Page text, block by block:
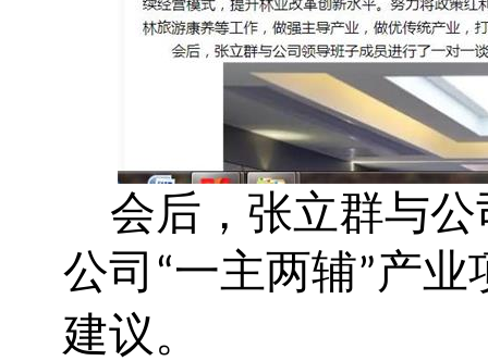
会后，张立群与
公司 “一主两辅”产业
建议。